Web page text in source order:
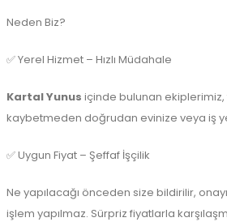
Neden Biz?
✅ Yerel Hizmet – Hızlı Müdahale
Kartal Yunus içinde bulunan
kaybetmeden doğrudan evinize veya iş
✅ Uygun Fiyat – Şeffaf İşçilik
Ne yapılacağı önceden size bildirilir,
işlem yapılmaz. Sürpriz fiyatlarla